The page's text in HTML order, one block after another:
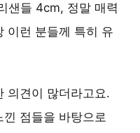
샌들 4cm, 정말 매력
이런 분들께 특히 유
의견이 많더라고요.
점들을 바탕으로